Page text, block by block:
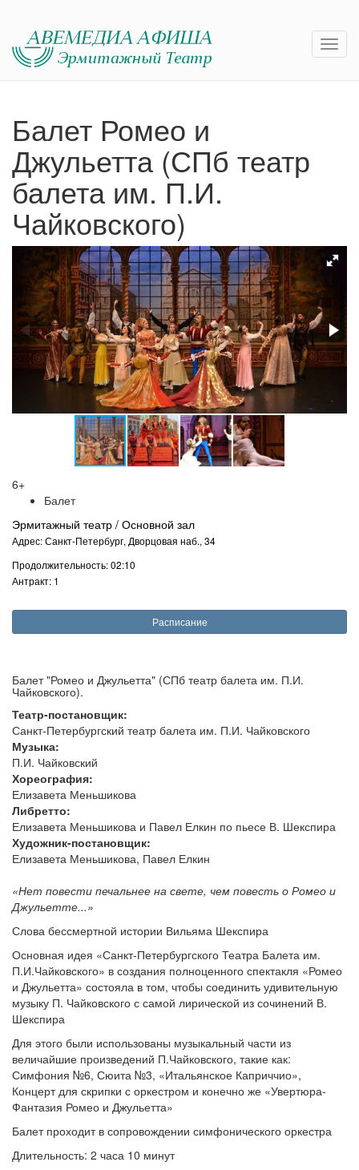
Балет Ромео и
Джульетта (СПб театр
балета им. П.И.
Чайковского)
6+
Балет
Эрмитажный театр / Основной зал
Адрес: Санкт-Петербург, Дворцовая наб., 34
Продолжительность: 02:10
Антракт: 1
Расписание
Балет "Ромео и Джульетта" (СПб театр балета им. П.И.
Чайковского).
Театр-постановщик:
Санкт-Петербургский театр балета им. П.И. Чайковского
Музыка:
П.И. Чайковский
Хореография:
Елизавета Меньшикова
Либретто:
Елизавета Меньшикова и Павел Елкин по пьесе В. Шекспира
Художник-постановщик:
Елизавета Меньшикова, Павел Елкин
«Нет повести печальнее на свете, чем повесть о Ромео и
Джульетте...»
Слова бессмертной истории Вильяма Шекспира
Основная идея «Санкт-Петербургского Театра Балета им.
П.И.Чайковского» в создания полноценного спектакля «Ромео
и Джульетта» состояла в том, чтобы соединить удивительную
музыку П. Чайковского с самой лирической из сочинений В.
Шекспира
Для этого были использованы музыкальный части из
величайшие произведений П.Чайковского, такие как:
Симфония №6, Сюита №3, «Итальянское Каприччио»,
Концерт для скрипки с оркестром и конечно же «Увертюра-
Фантазия Ромео и Джульетта»
Балет проходит в сопровождении симфонического оркестра
Длительность: 2 часа 10 минут